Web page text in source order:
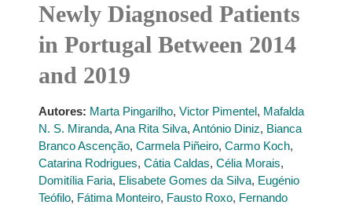
Newly Diagnosed Patients
in Portugal Between 2014
and 2019
Autores: Marta Pingarilho, Victor Pimentel, Mafalda
N. S. Miranda, Ana Rita Silva, António Diniz, Bianca
Branco Ascenção, Carmela Piñeiro, Carmo Koch,
Catarina Rodrigues, Cátia Caldas, Célia Morais,
Domitília Faria, Elisabete Gomes da Silva, Eugénio
Teófilo, Fátima Monteiro, Fausto Roxo, Fernando